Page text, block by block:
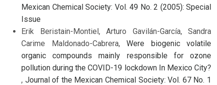
Mexican Chemical Society: Vol. 49 No. 2 (2005): Special
Issue
Erik Beristain-Montiel, Arturo Gavilán-García, Sandra
Carime Maldonado-Cabrera, Were biogenic volatile
organic compounds mainly responsible for ozone
pollution during the COVID-19 lockdown In Mexico City?
, Journal of the Mexican Chemical Society: Vol. 67 No. 1